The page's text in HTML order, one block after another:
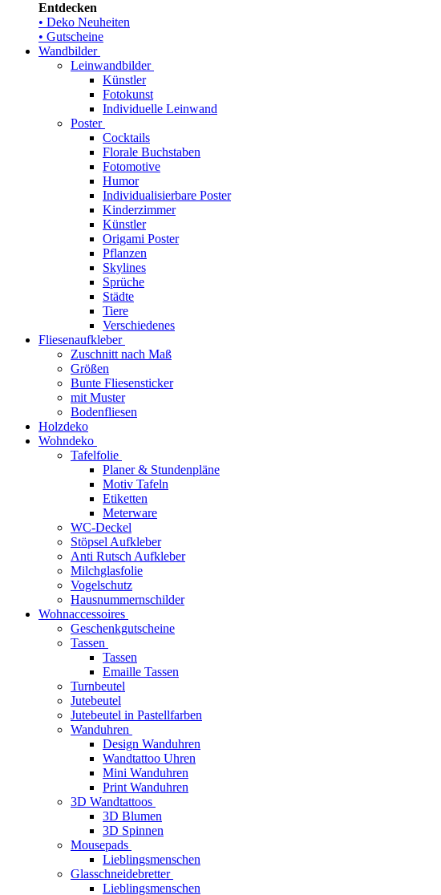
Entdecken
• Deko Neuheiten
• Gutscheine
Wandbilder
Leinwandbilder
Künstler
Fotokunst
Individuelle Leinwand
Poster
Cocktails
Florale Buchstaben
Fotomotive
Humor
Individualisierbare Poster
Kinderzimmer
Künstler
Origami Poster
Pflanzen
Skylines
Sprüche
Städte
Tiere
Verschiedenes
Fliesenaufkleber
Zuschnitt nach Maß
Größen
Bunte Fliesensticker
mit Muster
Bodenfliesen
Holzdeko
Wohndeko
Tafelfolie
Planer & Stundenpläne
Motiv Tafeln
Etiketten
Meterware
WC-Deckel
Stöpsel Aufkleber
Anti Rutsch Aufkleber
Milchglasfolie
Vogelschutz
Hausnummernschilder
Wohnaccessoires
Geschenkgutscheine
Tassen
Tassen
Emaille Tassen
Turnbeutel
Jutebeutel
Jutebeutel in Pastellfarben
Wanduhren
Design Wanduhren
Wandtattoo Uhren
Mini Wanduhren
Print Wanduhren
3D Wandtattoos
3D Blumen
3D Spinnen
Mousepads
Lieblingsmenschen
Glasschneidebretter
Lieblingsmenschen